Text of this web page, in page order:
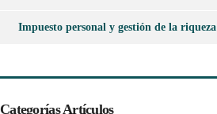
Impuesto personal y gestión de la riqueza
Categorías Artículos